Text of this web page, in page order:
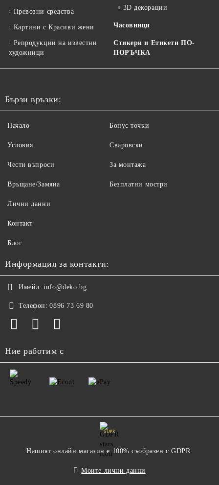
Превозни средства
Картини с Красиви жени
Репродукции на известни
художници
3D декорации
Часовници
Стикери и Етикети ПО-
ПОРЪЧКА
Бързи връзки:
Начало
Условия
Чести въпроси
Връщане/Замяна
Бонус точки
Сваровски
За монтажа
Безплатни мостри
Лични данни
Контакт
Блог
Информация за контакти:
Имейл: info@deko.bg
Телефон: 0896 73 69 80
Ние работим с
GDPR
Нашият онлайн магазин е 100% съобразен с GDPR.
Моите лични данни